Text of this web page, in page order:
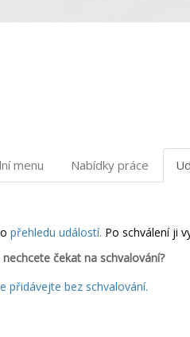
menu Nabídky práce
přehledu událostí. Po schválení ji
čekat na schvalování?
přidávejte bez schvalování.